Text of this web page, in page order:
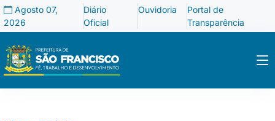
Agosto 07,
2026
Diário
Oficial
Ouvidoria
Portal de
Transparência